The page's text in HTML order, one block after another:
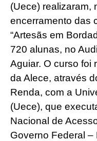
(Uece) realizaram,
encerramento das
“Artesãs em
720 alunas, no
Aguiar. O curso foi
da Alece, através
Renda, com a
(Uece), que
Nacional de
Governo Federal –